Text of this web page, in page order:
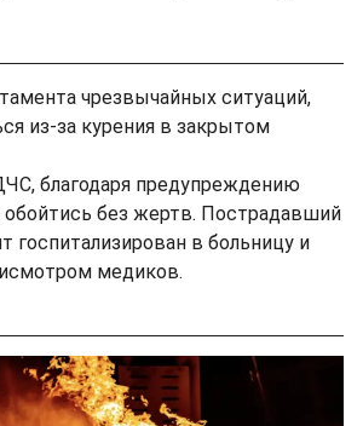
чрезвычайных ситуаций,
из-за курения в закрытом
благодаря предупреждению
обойтись без жертв. Пострадавший
госпитализирован в больницу и
медиков.